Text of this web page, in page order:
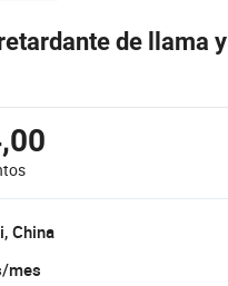
de llama y
China
mes